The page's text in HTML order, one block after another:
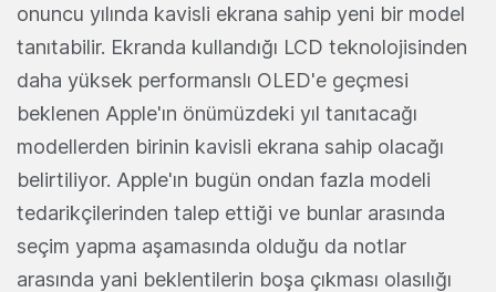
onuncu yılında kavisli ekrana sahip yeni bir model
tanıtabilir. Ekranda kullandığı LCD teknolojisinden
daha yüksek performanslı OLED'e geçmesi
beklenen Apple'ın önümüzdeki yıl tanıtacağı
modellerden birinin kavisli ekrana sahip olacağı
belirtiliyor. Apple'ın bugün ondan fazla modeli
tedarikçilerinden talep ettiği ve bunlar arasında
seçim yapma aşamasında olduğu da notlar
arasında yani beklentilerin boşa çıkması olasılığı